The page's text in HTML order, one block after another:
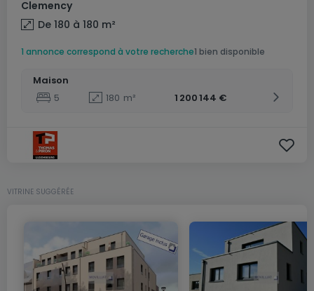
Clemency
De 180 à 180 m²
1 annonce correspond à votre recherche1 bien disponible
Maison
5
180 m² 1 200 144 €
VITRINE SUGGÉRÉE